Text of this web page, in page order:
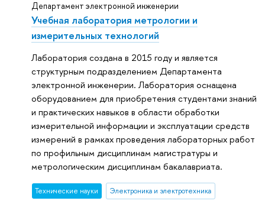
Департамент электронной инженерии
Учебная лаборатория метрологии и
измерительных технологий
Лаборатория создана в 2015 году и является
структурным подразделением Департамента
электронной инженерии. Лаборатория оснащена
оборудованием для приобретения студентами знаний
и практических навыков в области обработки
измерительной информации и эксплуатации средств
измерений в рамках проведения лабораторных работ
по профильным дисциплинам магистратуры и
метрологическим дисциплинам бакалавриата.
Тех­ничес­кие науки Электроника и электротехника